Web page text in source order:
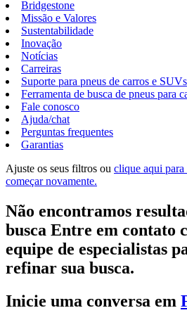
Bridgestone
Missão e Valores
Sustentabilidade
Inovação
Notícias
Carreiras
Suporte para pneus de carros e SUVs
Ferramenta de busca de pneus para
Fale conosco
Ajuda/chat
Perguntas frequentes
Garantias
Ajuste os seus filtros ou clique aqui
começar novamente.
Não encontramos
busca Entre em contato
equipe de especialistas
refinar sua busca.
Inicie uma conversa em